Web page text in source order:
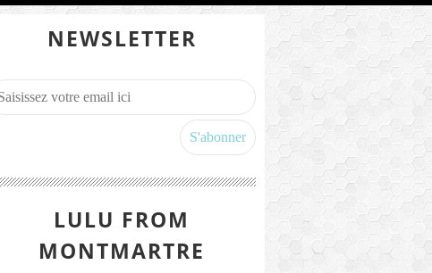
NEWSLETTER
LULU FROM
MONTMARTRE